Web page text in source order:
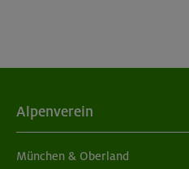
Alpenverein
München & Oberland